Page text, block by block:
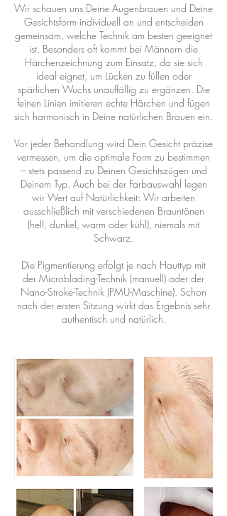
Wir schauen uns Deine Augenbrauen und Deine
Gesichtsform individuell an und entscheiden
gemeinsam, welche Technik am besten geeignet
ist. Besonders oft kommt bei Männern die
Härchenzeichnung zum Einsatz, da sie sich
ideal eignet, um Lücken zu füllen oder
spärlichen Wuchs unauffällig zu ergänzen. Die
feinen Linien imitieren echte Härchen und fügen
sich harmonisch in Deine natürlichen Brauen ein.
Vor jeder Behandlung wird Dein Gesicht präzise
vermessen, um die optimale Form zu bestimmen
– stets passend zu Deinen Gesichtszügen und
Deinem Typ. Auch bei der Farbauswahl legen
wir Wert auf Natürlichkeit: Wir arbeiten
ausschließlich mit verschiedenen Brauntönen
(hell, dunkel, warm oder kühl), niemals mit
Schwarz.
Die Pigmentierung erfolgt je nach Hauttyp mit
der Microblading-Technik (manuell) oder der
Nano-Stroke-Technik (PMU-Maschine). Schon
nach der ersten Sitzung wirkt das Ergebnis sehr
authentisch und natürlich.